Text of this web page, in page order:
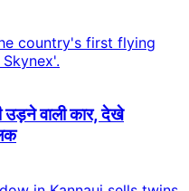
उड़ने वाली कार, देखे